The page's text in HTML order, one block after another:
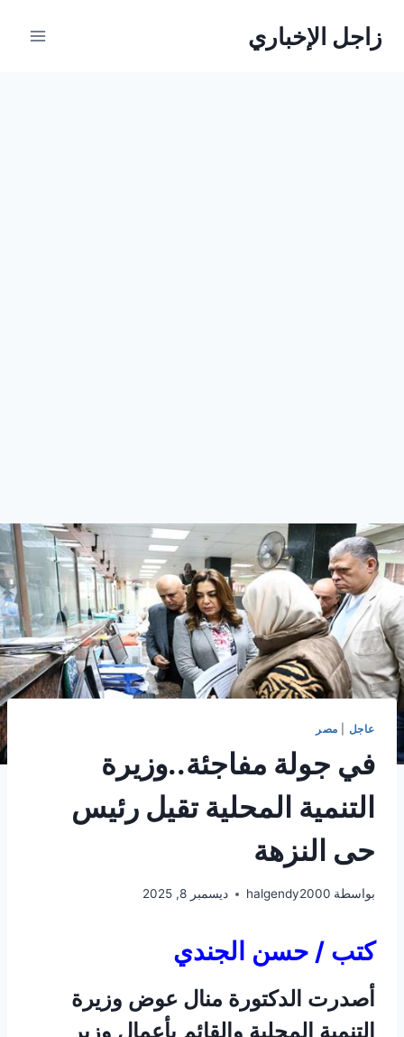
زاجل الإخباري
عاجل مصر
في جولة مفاجئة..وزيرة
التنمية المحلية تقيل رئيس
حى النزهة
بواسطة halgendy2000 ديسمبر 8, 2025
كتب / حسن الجندي
أصدرت الدكتورة منال عوض وزيرة
التنمية المحلية والقائم بأعمال وزير